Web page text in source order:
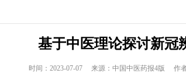
基于中医理论探讨新冠
时间：2023-07-07 来源：中国中医药报4版 作